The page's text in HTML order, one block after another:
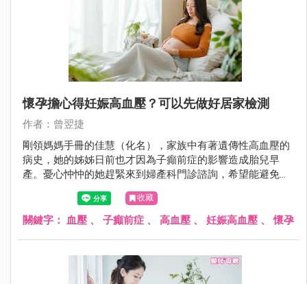
懷孕擔心得妊娠高血壓？可以先做好居家檢測
作者：曾翌捷
剛領媽媽手冊的佳慧（化名），家族中有著遺傳性高血壓的
病史，她的姊姊日前也才因為子癲前症的影響造成胎兒早
產。憂心忡忡的她趕緊來到婦產科門診諮詢，希望能避免同
樣的悲劇再次發生。
收藏
關鍵字： 血壓 、 子癲前症 、 高血壓 、 妊娠高血壓 、懷孕